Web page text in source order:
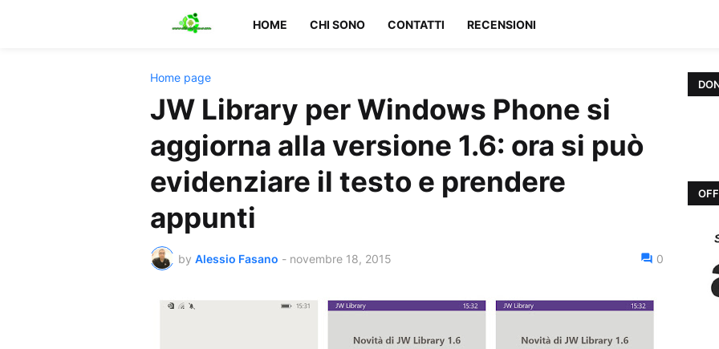
HOME CHI SONO CONTATTI RECENSIONI
Home page
JW Library per Windows Phone si
aggiorna alla versione 1.6: ora si può
evidenziare il testo e prendere
appunti
by Alessio Fasano - novembre 18, 2015 0